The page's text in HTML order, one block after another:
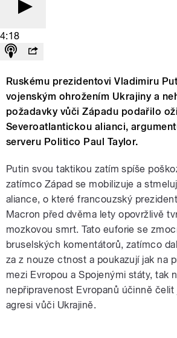
4:18
Ruskému prezidentovi Vladimiru
vojenským ohrožením Ukrajiny a
požadavky vůči Západu podařilo
Severoatlantickou alianci,
serveru Politico Paul Taylor.
Putin svou taktikou zatím spíše
zatímco Západ se mobilizuje a
aliance, o které francouzský
Macron před dvěma lety opovržlivě
mozkovou smrt. Tato euforie se
bruselských komentátorů, zatímco
za z nouze ctnost a poukazují jak na
mezi Evropou a Spojenými státy, tak
nepřipravenost Evropanů účinně čelit
agresi vůči Ukrajině.